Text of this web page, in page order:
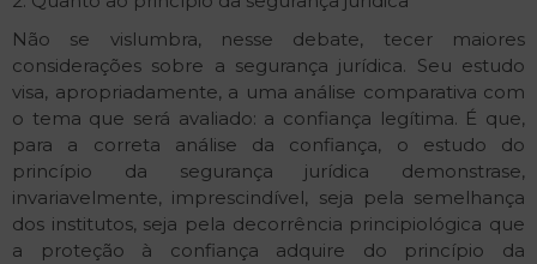
Não se vislumbra, nesse debate, tecer maiores
considerações sobre a segurança jurídica. Seu estudo
visa, apropriadamente, a uma análise comparativa com
o tema que será avaliado: a confiança legítima. É que,
para a correta análise da confiança, o estudo do
princípio da segurança jurídica demonstra­se,
invariavelmente, imprescindível, seja pela semelhança
dos institutos, seja pela decorrência principiológica que
a proteção à confiança adquire do princípio da